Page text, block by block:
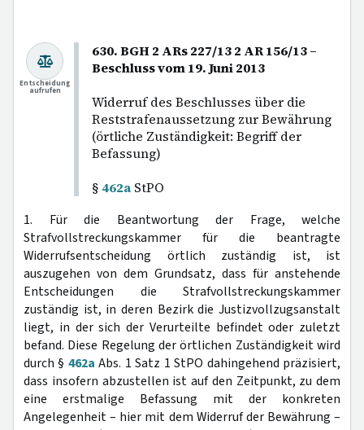
630. BGH 2 ARs 227/13 2 AR 156/13 –
Beschluss vom 19. Juni 2013
Widerruf des Beschlusses über die
Reststrafenaussetzung zur Bewährung
(örtliche Zuständigkeit: Begriff der
Befassung)
§ 462a StPO
Entscheidung
aufrufen
1. Für die Beantwortung der Frage, welche
Strafvollstreckungskammer für die beantragte
Widerrufsentscheidung örtlich zuständig ist, ist
auszugehen von dem Grundsatz, dass für anstehende
Entscheidungen die Strafvollstreckungskammer
zuständig ist, in deren Bezirk die Justizvollzugsanstalt
liegt, in der sich der Verurteilte befindet oder zuletzt
befand. Diese Regelung der örtlichen Zuständigkeit wird
durch § 462a Abs. 1 Satz 1 StPO dahingehend präzisiert,
dass insofern abzustellen ist auf den Zeitpunkt, zu dem
eine erstmalige Befassung mit der konkreten
Angelegenheit – hier mit dem Widerruf der Bewährung –